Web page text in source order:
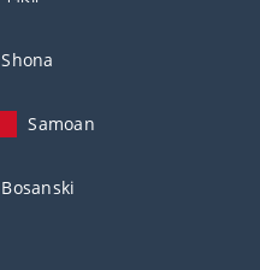
Shona
Samoan
Bosanski